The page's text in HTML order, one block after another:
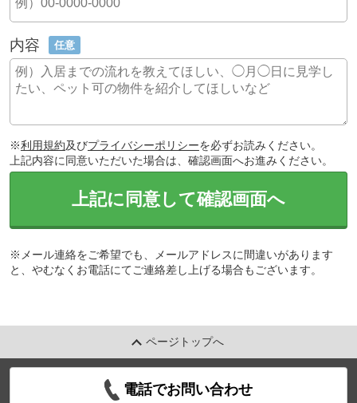
内容 任意
※利用規約及びプライバシーポリシーを必ずお読みください。
上記内容に同意いただいた場合は、確認画面へお進みください。
上記に同意して確認画面へ
※メール連絡をご希望でも、メールアドレスに間違いがあります
と、やむなくお電話にてご連絡差し上げる場合もございます。
ページトップへ
電話でお問い合わせ